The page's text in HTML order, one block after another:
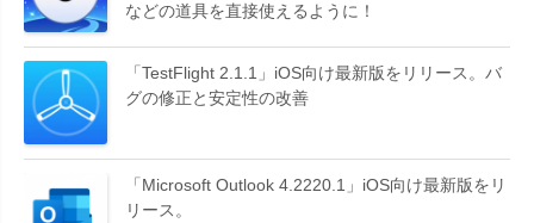
などの道具を直接使えるように！
「TestFlight 2.1.1」iOS向け最新版をリリース。バ
グの修正と安定性の改善
「Microsoft Outlook 4.2220.1」iOS向け最新版をリ
リース。